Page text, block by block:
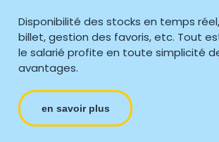
Disponibilité des stocks en temps
billet, gestion des favoris, etc. Tout
le salarié profite en toute simplicité
avantages.
en savoir plus